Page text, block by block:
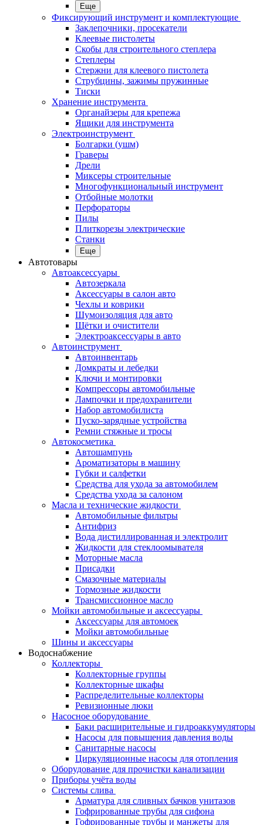
Еще
Фиксирующий инструмент и комплектующие
Заклепочники, просекатели
Клеевые пистолеты
Скобы для строительного степлера
Степлеры
Стержни для клеевого пистолета
Струбцины, зажимы пружинные
Тиски
Хранение инструмента
Органайзеры для крепежа
Ящики для инструмента
Электроинструмент
Болгарки (ушм)
Граверы
Дрели
Миксеры строительные
Многофункциональный инструмент
Отбойные молотки
Перфораторы
Пилы
Плиткорезы электрические
Станки
Еще
Автотовары
Автоаксессуары
Автозеркала
Аксессуары в салон авто
Чехлы и коврики
Шумоизоляция для авто
Щётки и очистители
Электроаксессуары в авто
Автоинструмент
Автоинвентарь
Домкраты и лебедки
Ключи и монтировки
Компрессоры автомобильные
Лампочки и предохранители
Набор автомобилиста
Пуско-зарядные устройства
Ремни стяжные и тросы
Автокосметика
Автошампунь
Ароматизаторы в машину
Губки и салфетки
Средства для ухода за автомобилем
Средства ухода за салоном
Масла и технические жидкости
Автомобильные фильтры
Антифриз
Вода дистиллированная и электролит
Жидкости для стеклоомывателя
Моторные масла
Присадки
Смазочные материалы
Тормозные жидкости
Трансмиссионное масло
Мойки автомобильные и аксессуары
Аксессуары для автомоек
Мойки автомобильные
Шины и аксессуары
Водоснабжение
Коллекторы
Коллекторные группы
Коллекторные шкафы
Распределительные коллекторы
Ревизионные люки
Насосное оборудование
Баки расширительные и гидроаккумуляторы
Насосы для повышения давления воды
Санитарные насосы
Циркуляционные насосы для отопления
Оборудование для прочистки канализации
Приборы учёта воды
Системы слива
Арматура для сливных бачков унитазов
Гофрированные трубы для сифона
Гофрированные трубы и манжеты для